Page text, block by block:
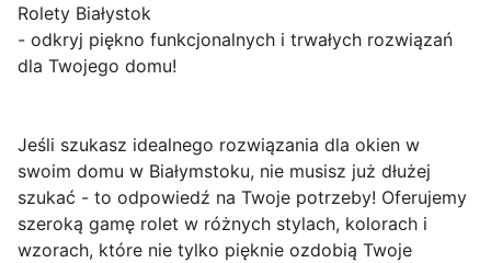
Rolety Białystok
- odkryj piękno funkcjonalnych i trwałych rozwiązań
dla Twojego domu!
Jeśli szukasz idealnego rozwiązania dla okien w
swoim domu w Białymstoku, nie musisz już dłużej
szukać - to odpowiedź na Twoje potrzeby! Oferujemy
szeroką gamę rolet w różnych stylach, kolorach i
wzorach, które nie tylko pięknie ozdobią Twoje